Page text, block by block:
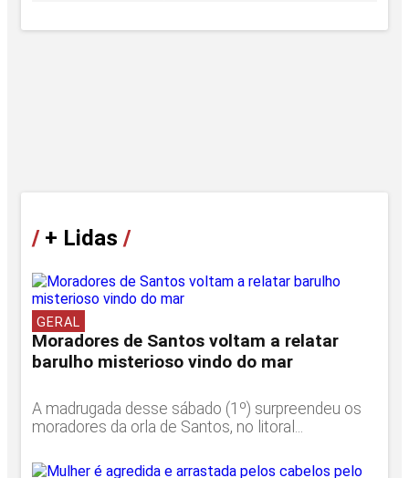
/+ Lidas /
GERAL
Moradores de Santos voltam a relatar
barulho misterioso vindo do mar
A madrugada desse sábado (1º) surpreendeu os
moradores da orla de Santos, no litoral...